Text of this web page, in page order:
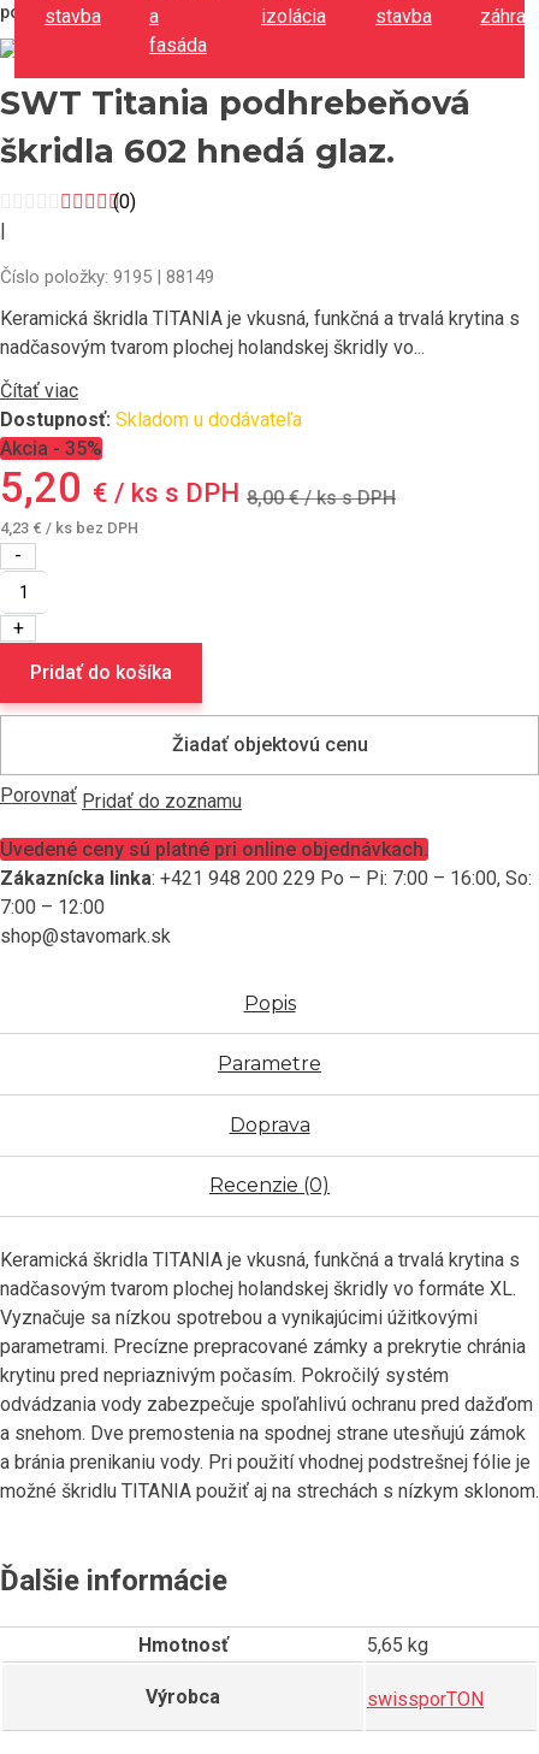
stavba
a
fasáda
izolácia
stavba
podhrebeňová škridla 602 hnedá glaz.
SWT Titania podhrebeňová
škridla 602 hnedá glaz.
(0)
|
Číslo položky: 9195 | 88149
Keramická škridla TITANIA je vkusná, funkčná a trvalá krytina s
nadčasovým tvarom plochej holandskej škridly vo...
Čítať viac
Dostupnosť: Skladom u dodávateľa
Akcia - 35%
8,00€ / ks s DPH
5,20 € / ks s DPH
4,23 € / ks bez DPH
množstvo
SWT
Titania
podhrebeňová
škridla
602
Pridať do košíka
Žiadať objektovú cenu
Porovnať Pridať do zoznamu
Uvedené ceny sú platné pri online objednávkach.
Zákaznícka linka: +421 948 200 229 Po – Pi: 7:00 – 16:00, So:
7:00 – 12:00
shop@stavomark.sk
Popis
Parametre
Doprava
Recenzie (0)
Keramická škridla TITANIA je vkusná, funkčná a trvalá krytina s
nadčasovým tvarom plochej holandskej škridly vo formáte XL.
Vyznačuje sa nízkou spotrebou a vynikajúcimi úžitkovými
parametrami. Precízne prepracované zámky a prekrytie chránia
krytinu pred nepriaznivým počasím. Pokročilý systém
odvádzania vody zabezpečuje spoľahlivú ochranu pred dažďom
a snehom. Dve premostenia na spodnej strane utesňujú zámok
a bránia prenikaniu vody. Pri použití vhodnej podstrešnej fólie je
možné škridlu TITANIA použiť aj na strechách s nízkym sklonom.
Ďalšie informácie
Hmotnosť 5,65 kg
Výrobca swissporTON